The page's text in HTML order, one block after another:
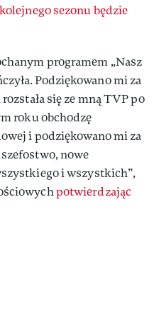
sezonu będzie
programem „Nasz
Podziękowano mi za
się ze mną TVP po
roku obchodzę
i podziękowano mi za
nowe
i wszystkich”,
potwierdzając